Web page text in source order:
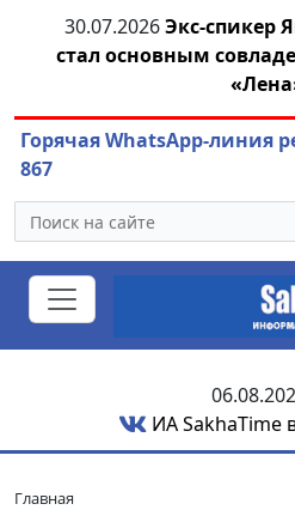
30.07.2026Экс-спикер
стал основным
Горячая WhatsApp-линия
867
ИА SakhaTime
Главная